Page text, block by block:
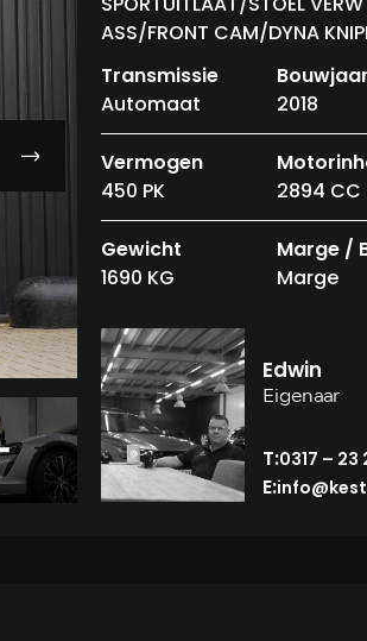
ASS/FRONT CAM/DYNA
Transmissie
Automaat
2018
Vermogen
450 PK
2894 CC
Gewicht
1690 KG
Marge /
Marge
Edwin
Eigenaar
T:0317 – 23
E: